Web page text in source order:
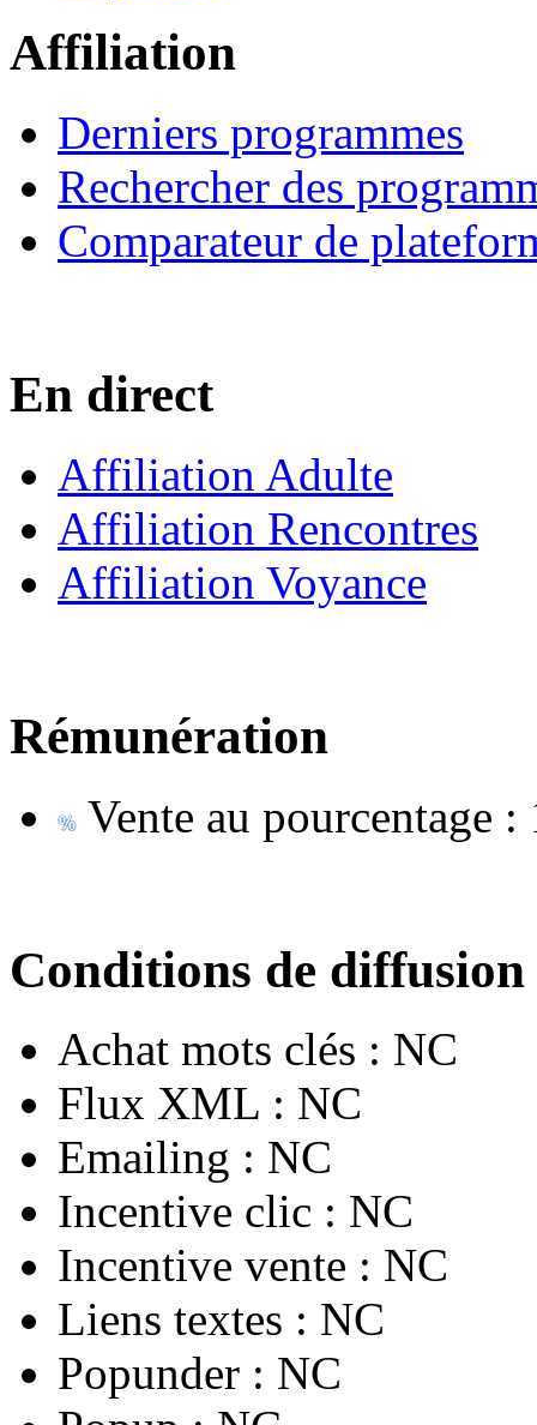
Affiliation
Derniers programmes
Rechercher des
Comparateur de
En direct
Affiliation Adulte
Affiliation Rencontres
Affiliation Voyance
Rémunération
Vente au pourcentage :
Conditions de diffusion
Achat mots clés : NC
Flux XML : NC
Emailing : NC
Incentive clic : NC
Incentive vente : NC
Liens textes : NC
Popunder : NC